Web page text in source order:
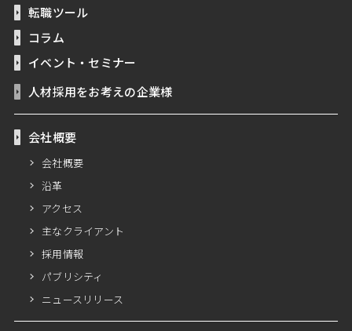
転職ツール
コラム
イベント・セミナー
人材採用をお考えの企業様
会社概要
会社概要
沿革
アクセス
主なクライアント
採用情報
パブリシティ
ニュースリリース